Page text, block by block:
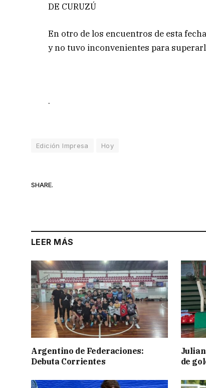
DE CURUZÚ
En otro de los encuentros de esta
y no tuvo inconvenientes para
.
Edición Impresa Hoy
SHARE.
LEER MÁS
Argentino de Federaciones:
Debuta Corrientes
de